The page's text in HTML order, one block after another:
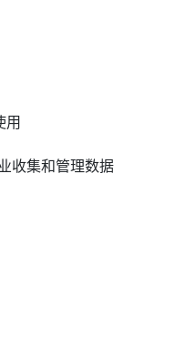
用
收集和管理数据